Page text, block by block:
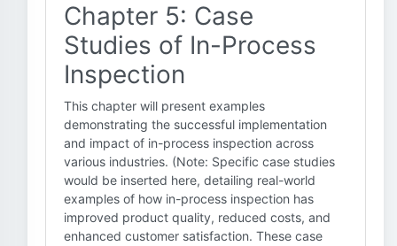
Chapter 5: Case
Studies of In-Process
Inspection
This chapter will present examples
demonstrating the successful implementation
and impact of in-process inspection across
various industries. (Note: Specific case studies
would be inserted here, detailing real-world
examples of how in-process inspection has
improved product quality, reduced costs, and
enhanced customer satisfaction. These case